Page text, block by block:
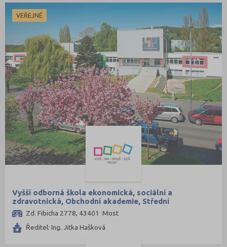
VEŘEJNÉ
Vyšší odborná škola ekonomická, sociální a
zdravotnická, Obchodní akademie, Střední
pedagogická škola a Střední zdravotnická škola,
Most, příspěvková organizace
Zd. Fibicha 2778, 43401 Most
Ředitel: Ing. Jitka Hašková